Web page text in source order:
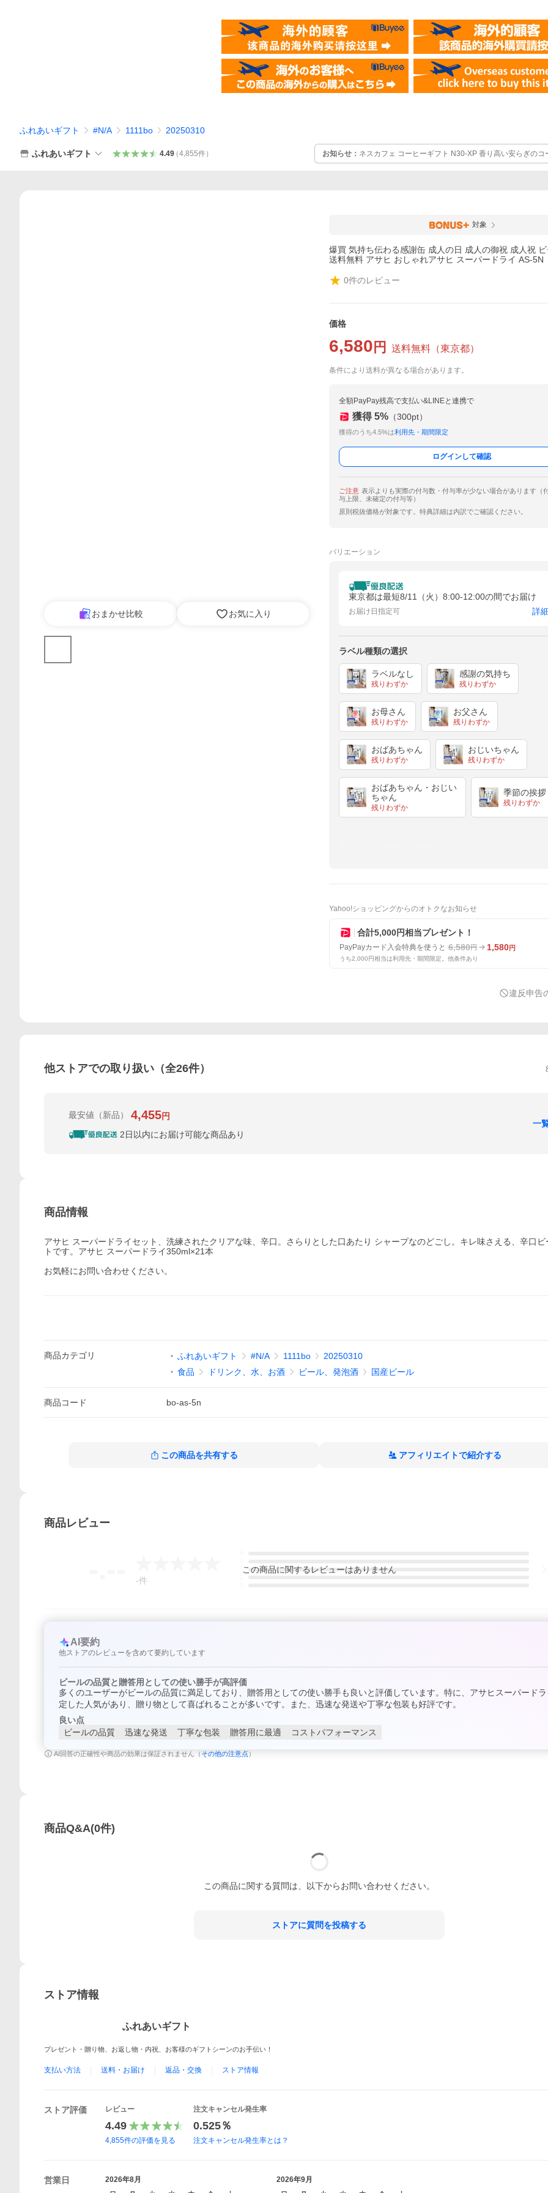
ふれあいギフト #N/A 1111bo 20250310
ふれあいギフト 4.49（4,855件） お知らせ： ネスカフェ コーヒーギフト N30-XP 香り高い安らぎの
料
おまかせ比較 お気に入り
対象
爆買 気持ち伝わる感謝缶 成人の日 成人の御祝 成人祝
送料無料 アサヒ おしゃれアサヒ スーパードライ AS-5N
0件のレビュー
価格
6,580 円 送料無料 （東京都）
条件により送料が異なる場合があります。
全額PayPay残高で支払い&LINEと連携で
獲得 5% （300pt）
獲得のうち4.5%は利用先・期間限定
ログインして確認
ご注意 表示よりも実際の付与数・付与率が少ない場合があります（
与上限、未確定の付与等）
原則税抜価格が対象です。特典詳細は内訳でご確認ください。
バリエーション
東京都は最短8/11（火）8:00-12:00の間でお届け
お届け日指定可 詳
ラベル種類の選択
ラベルなし
残りわずか
感謝の気持ち
残りわずか
お母さん
残りわずか
お父さん
残りわずか
おばあちゃん
残りわずか
おじいちゃん
残りわずか
おばあちゃん・おじい
ちゃん
残りわずか
季節の挨拶
残りわずか
Yahoo!ショッピングからのオトクなお知らせ
合計5,000円相当プレゼント！
PayPayカード入会特典を使うと 6,580円 1,580円
うち2,000円相当は利用先・期間限定。他条件あり
違反申告
他ストアでの取り扱い（全26件）
最安値 （新品） 4,455円
2日以内にお届け可能な商品あり
一
商品情報
アサヒ スーパードライセット、洗練されたクリアな味、辛口。さらりとした口あたり シャープなのどごし。キレ味さえる、辛口
トです。アサヒ スーパードライ350ml×21本
お気軽にお問い合わせください。
商品カテゴリ ふれあいギフト #N/A 1111bo
20250310
食品
ドリンク、水、お酒 ビール、発泡酒 国産ビール
商品コード bo-as-5n
この商品を共有する アフィリエイトで紹介する
商品レビュー
-件
この商品に関するレビューはありません
AI要約
他ストアのレビューを含めて要約しています
ビールの品質と贈答用としての使い勝手が高評価
多くのユーザーがビールの品質に満足しており、贈答用としての使い勝手も良いと評価しています。特に、アサヒスーパード
定した人気があり、贈り物として喜ばれることが多いです。また、迅速な発送や丁寧な包装も好評です。
良い点
ビールの品質
迅速な発送 丁寧な包装 贈答用に最適 コストパフォーマンス
AI回答の正確性や商品の効果は保証されません（ その他の注意点 ）
商品Q&A(0件)
この商品に関する質問は、以下からお問い合わせください。
ストアに質問を投稿する
ストア情報
ふれあいギフト
プレゼント・贈り物、お返し物・内祝、お客様のギフトシーンのお手伝い！
支払い方法 送料・お届け 返品・交換 ストア情報
ストア評価 レビュー
4.49
4,855件の評価を見る
注文キャンセル発生率
0.525％
注文キャンセル発生率とは？
営業日 2026年8月 2026年9月